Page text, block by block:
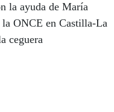
la ayuda de María
la ONCE en Castilla-La
ceguera